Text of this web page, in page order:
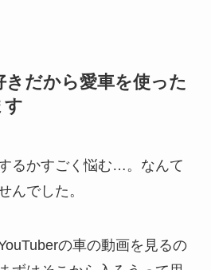
だから愛車を使った
す
るかすごく悩む…。なんて
んでした。
の車の動画を見るの